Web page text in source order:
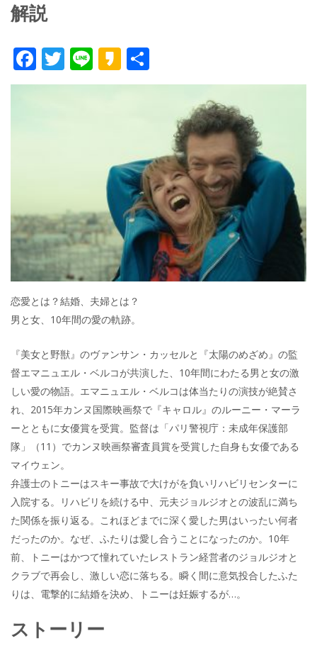
解説
F
ac
T
w
Li
n
K
a 有
恋愛とは？結婚、夫婦とは？
男と女、10年間の愛の軌跡。
『美女と野獣』のヴァンサン・カッセルと『太陽のめざめ』の監
督エマニュエル・ベルコが共演した、10年間にわたる男と女の激
しい愛の物語。エマニュエル・ベルコは体当たりの演技が絶賛さ
れ、2015年カンヌ国際映画祭で『キャロル』のルーニー・マーラ
ーとともに女優賞を受賞。監督は「パリ警視庁：未成年保護部
隊」（11）でカンヌ映画祭審査員賞を受賞した自身も女優である
マイウェン。
弁護士のトニーはスキー事故で大けがを負いリハビリセンターに
入院する。リハビリを続ける中、元夫ジョルジオとの波乱に満ち
た関係を振り返る。これほどまでに深く愛した男はいったい何者
だったのか。なぜ、ふたりは愛し合うことになったのか。10年
前、トニーはかつて憧れていたレストラン経営者のジョルジオと
クラブで再会し、激しい恋に落ちる。瞬く間に意気投合したふた
りは、電撃的に結婚を決め、トニーは妊娠するが…。
ストーリー